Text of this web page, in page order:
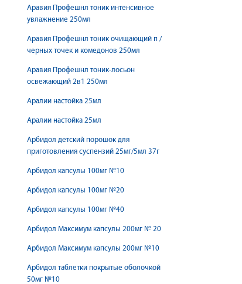
Аравия Профешнл тоник интенсивное
увлажнение 250мл
Аравия Профешнл тоник очищающий п /
черных точек и комедонов 250мл
Аравия Профешнл тоник-лосьон
освежающий 2в1 250мл
Аралии настойка 25мл
Аралии настойка 25мл
Арбидол детский порошок для
приготовления суспензий 25мг/5мл 37г
Арбидол капсулы 100мг №10
Арбидол капсулы 100мг №20
Арбидол капсулы 100мг №40
Арбидол Максимум капсулы 200мг № 20
Арбидол Максимум капсулы 200мг №10
Арбидол таблетки покрытые оболочкой
50мг №10